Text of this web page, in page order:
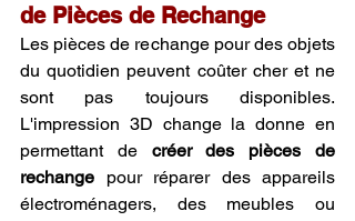
de Pièces de Rechange
Les pièces de rechange pour des objets
du quotidien peuvent coûter cher et ne
sont pas toujours disponibles.
L'impression 3D change la donne en
permettant de créer des pièces de
rechange pour réparer des appareils
électroménagers, des meubles ou